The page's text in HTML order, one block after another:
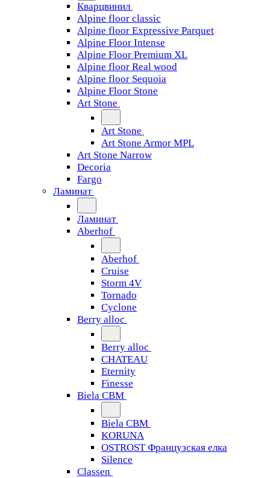
Кварцвинил
Alpine floor classic
Alpine floor Expressive Parquet
Alpine Floor Intense
Alpine Floor Premium XL
Alpine floor Real wood
Alpine floor Sequoia
Alpine Floor Stone
Art Stone
Art Stone
Art Stone Armor MPL
Art Stone Narrow
Decoria
Fargo
Ламинат
Ламинат
Aberhof
Aberhof
Cruise
Storm 4V
Tornado
Сyclone
Berry alloc
Berry alloc
CHATEAU
Eternity
Finesse
Biela CBM
Biela CBM
KORUNA
OSTROST Французская елка
Silence
Classen